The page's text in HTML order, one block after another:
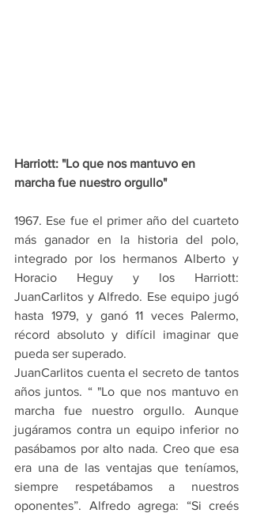
Harriott: "Lo que nos mantuvo en
marcha fue nuestro orgullo"
1967. Ese fue el primer año del cuarteto
más ganador en la historia del polo,
integrado por los hermanos Alberto y
Horacio Heguy y los Harriott:
JuanCarlitos y Alfredo. Ese equipo jugó
hasta 1979, y ganó 11 veces Palermo,
récord absoluto y difícil imaginar que
pueda ser superado.
JuanCarlitos cuenta el secreto de tantos
años juntos. “ "Lo que nos mantuvo en
marcha fue nuestro orgullo. Aunque
jugáramos contra un equipo inferior no
pasábamos por alto nada. Creo que esa
era una de las ventajas que teníamos,
siempre respetábamos a nuestros
oponentes”. Alfredo agrega: “Si creés